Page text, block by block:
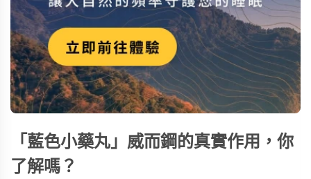
「藍色小藥丸」威而鋼的真實作用，你
了解嗎？